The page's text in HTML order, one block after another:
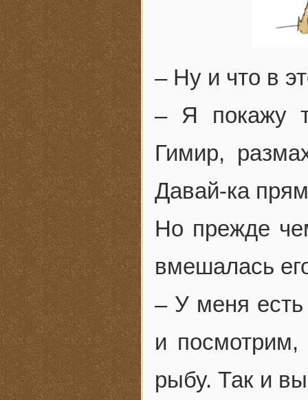
– Ну и что в
– Я покажу
Гимир,
Давай-ка
Но прежде
вмешалась
– У меня
и
рыбу. Так и